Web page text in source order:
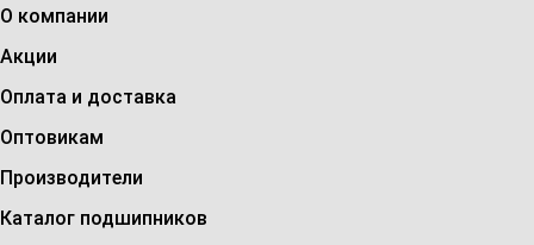
О компании
Акции
Оплата и доставка
Оптовикам
Производители
Каталог подшипников